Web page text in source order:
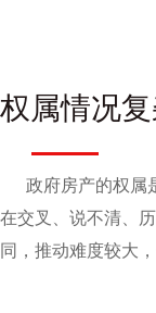
权属情况
政府房产的权属
在交叉、说不清、
同，推动难度较大